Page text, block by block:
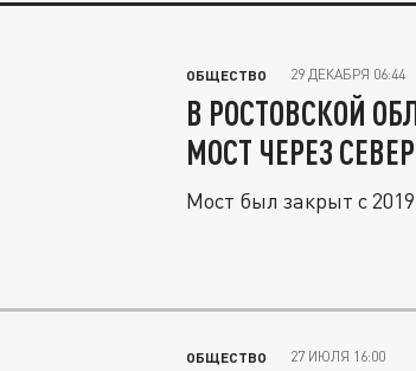
ОБЩЕСТВО 29 ДЕКАБРЯ 06:44
В РОСТОВСКОЙ
МОСТ ЧЕРЕЗ
Мост был закрыт с
ОБЩЕСТВО 27 ИЮЛЯ 16:00